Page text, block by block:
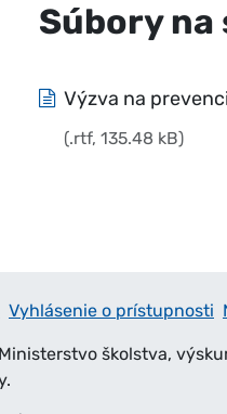
Súbory
Výzva na
(.rtf, 135.48 kB)
Vyhlásenie o prístupnosti
školstva,